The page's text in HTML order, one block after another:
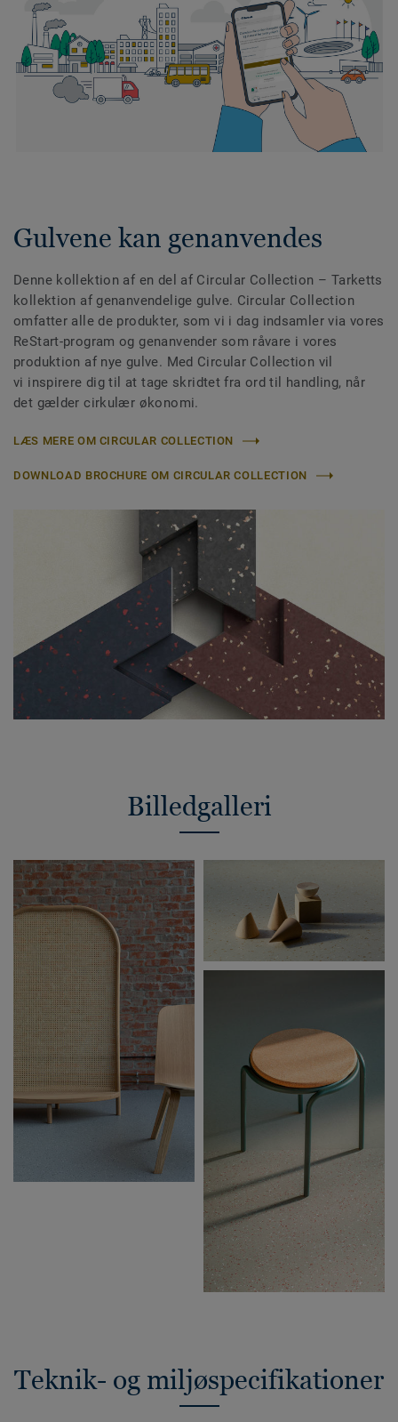
Gulvene kan genanvendes
Denne kollektion af en del af Circular Collection – Tarketts
kollektion af genanvendelige gulve. Circular Collection
omfatter alle de produkter, som vi i dag indsamler via vores
ReStart-program og genanvender som råvare i vores
produktion af nye gulve. Med Circular Collection vil
vi inspirere dig til at tage skridtet fra ord til handling, når
det gælder cirkulær økonomi.
LÆS MERE OM CIRCULAR COLLECTION
DOWNLOAD BROCHURE OM CIRCULAR COLLECTION
Billedgalleri
Teknik- og miljøspecifikationer